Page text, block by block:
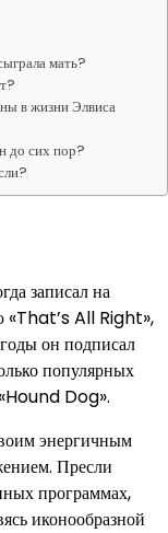
мать?
в жизни Элвиса
до сих пор?
записал на
«That’s All Right»,
он подписал
популярных
Dog».
энергичным
Пресли
программах,
иконообразной